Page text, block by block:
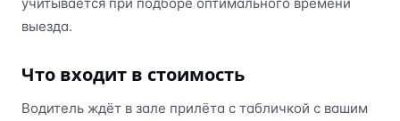
выезда.
Что входит в стоимость
Водитель ждёт в зале прилёта с табличкой с вашим